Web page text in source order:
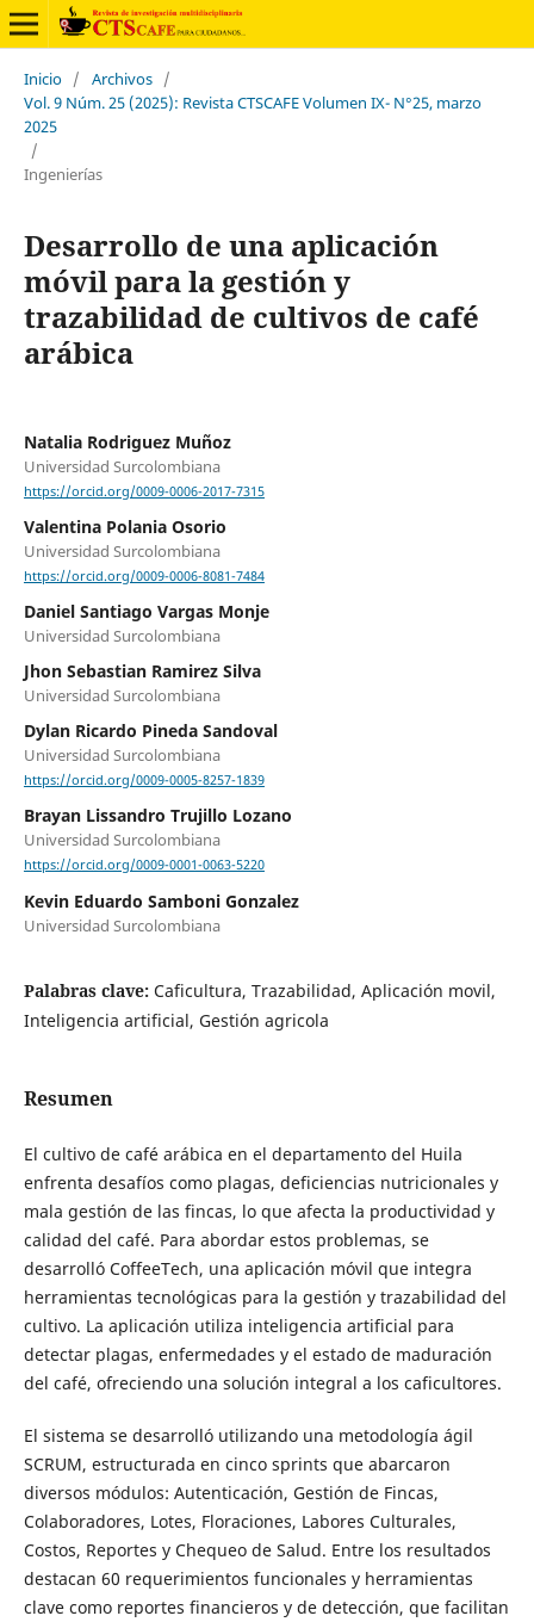
Inicio / Archivos /
Vol. 9 Núm. 25 (2025): Revista CTSCAFE Volumen IX- N°25, marzo
2025
/
Ingenierías
Desarrollo de una aplicación
móvil para la gestión y
trazabilidad de cultivos de café
arábica
Natalia Rodriguez Muñoz
Universidad Surcolombiana
https://orcid.org/0009-0006-2017-7315
Valentina Polania Osorio
Universidad Surcolombiana
https://orcid.org/0009-0006-8081-7484
Daniel Santiago Vargas Monje
Universidad Surcolombiana
Jhon Sebastian Ramirez Silva
Universidad Surcolombiana
Dylan Ricardo Pineda Sandoval
Universidad Surcolombiana
https://orcid.org/0009-0005-8257-1839
Brayan Lissandro Trujillo Lozano
Universidad Surcolombiana
https://orcid.org/0009-0001-0063-5220
Kevin Eduardo Samboni Gonzalez
Universidad Surcolombiana
Palabras clave: Caficultura, Trazabilidad, Aplicación movil,
Inteligencia artificial, Gestión agricola
Resumen
El cultivo de café arábica en el departamento del Huila
enfrenta desafíos como plagas, deficiencias nutricionales y
mala gestión de las fincas, lo que afecta la productividad y
calidad del café. Para abordar estos problemas, se
desarrolló CoffeeTech, una aplicación móvil que integra
herramientas tecnológicas para la gestión y trazabilidad del
cultivo. La aplicación utiliza inteligencia artificial para
detectar plagas, enfermedades y el estado de maduración
del café, ofreciendo una solución integral a los caficultores.
El sistema se desarrolló utilizando una metodología ágil
SCRUM, estructurada en cinco sprints que abarcaron
diversos módulos: Autenticación, Gestión de Fincas,
Colaboradores, Lotes, Floraciones, Labores Culturales,
Costos, Reportes y Chequeo de Salud. Entre los resultados
destacan 60 requerimientos funcionales y herramientas
clave como reportes financieros y de detección, que facilitan